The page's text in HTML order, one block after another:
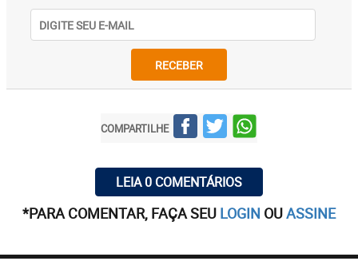
RECEBER
COMPARTILHE
LEIA 0 COMENTÁRIOS
*PARA COMENTAR, FAÇA SEU LOGIN OUASSINE